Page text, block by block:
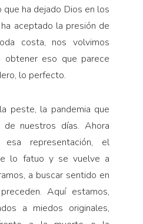
ha dejado Dios en los
aceptado la presión de
costa, nos volvimos
obtener eso que parece
lo perfecto.
peste, la pandemia que
nuestros días. Ahora
representación, el
lo fatuo y se vuelve a
a buscar sentido en
Aquí estamos,
a miedos originales,